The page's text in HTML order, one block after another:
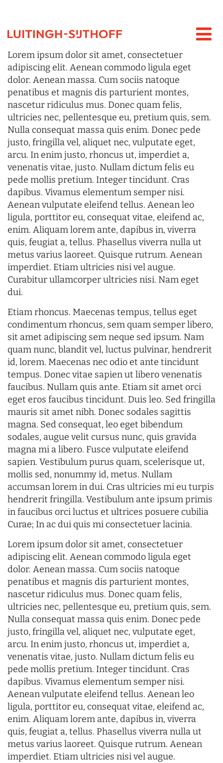
Lorem ipsum dolor sit amet, consectetuer
adipiscing elit. Aenean commodo ligula eget
dolor. Aenean massa. Cum sociis natoque
penatibus et magnis dis parturient montes,
nascetur ridiculus mus. Donec quam felis,
ultricies nec, pellentesque eu, pretium quis, sem.
Nulla consequat massa quis enim. Donec pede
justo, fringilla vel, aliquet nec, vulputate eget,
arcu. In enim justo, rhoncus ut, imperdiet a,
venenatis vitae, justo. Nullam dictum felis eu
pede mollis pretium. Integer tincidunt. Cras
dapibus. Vivamus elementum semper nisi.
Aenean vulputate eleifend tellus. Aenean leo
ligula, porttitor eu, consequat vitae, eleifend ac,
enim. Aliquam lorem ante, dapibus in, viverra
quis, feugiat a, tellus. Phasellus viverra nulla ut
metus varius laoreet. Quisque rutrum. Aenean
imperdiet. Etiam ultricies nisi vel augue.
Curabitur ullamcorper ultricies nisi. Nam eget
dui.
Etiam rhoncus. Maecenas tempus, tellus eget
condimentum rhoncus, sem quam semper libero,
sit amet adipiscing sem neque sed ipsum. Nam
quam nunc, blandit vel, luctus pulvinar, hendrerit
id, lorem. Maecenas nec odio et ante tincidunt
tempus. Donec vitae sapien ut libero venenatis
faucibus. Nullam quis ante. Etiam sit amet orci
eget eros faucibus tincidunt. Duis leo. Sed fringilla
mauris sit amet nibh. Donec sodales sagittis
magna. Sed consequat, leo eget bibendum
sodales, augue velit cursus nunc, quis gravida
magna mi a libero. Fusce vulputate eleifend
sapien. Vestibulum purus quam, scelerisque ut,
mollis sed, nonummy id, metus. Nullam
accumsan lorem in dui. Cras ultricies mi eu turpis
hendrerit fringilla. Vestibulum ante ipsum primis
in faucibus orci luctus et ultrices posuere cubilia
Curae; In ac dui quis mi consectetuer lacinia.
Lorem ipsum dolor sit amet, consectetuer
adipiscing elit. Aenean commodo ligula eget
dolor. Aenean massa. Cum sociis natoque
penatibus et magnis dis parturient montes,
nascetur ridiculus mus. Donec quam felis,
ultricies nec, pellentesque eu, pretium quis, sem.
Nulla consequat massa quis enim. Donec pede
justo, fringilla vel, aliquet nec, vulputate eget,
arcu. In enim justo, rhoncus ut, imperdiet a,
venenatis vitae, justo. Nullam dictum felis eu
pede mollis pretium. Integer tincidunt. Cras
dapibus. Vivamus elementum semper nisi.
Aenean vulputate eleifend tellus. Aenean leo
ligula, porttitor eu, consequat vitae, eleifend ac,
enim. Aliquam lorem ante, dapibus in, viverra
quis, feugiat a, tellus. Phasellus viverra nulla ut
metus varius laoreet. Quisque rutrum. Aenean
imperdiet. Etiam ultricies nisi vel augue.